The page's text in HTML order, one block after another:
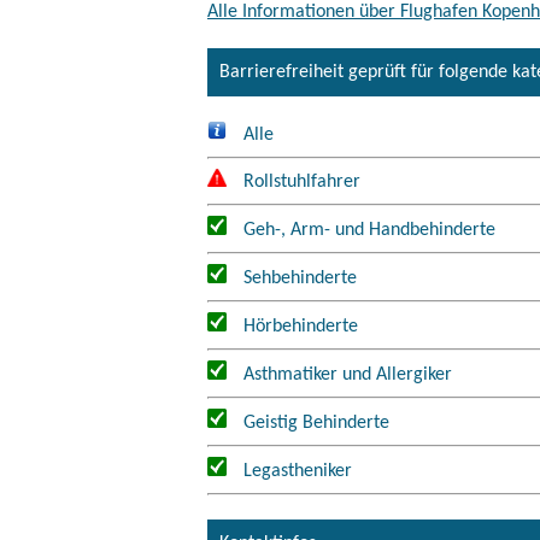
Alle Informationen über Flughafen
Barrierefreiheit geprüft für folgende
Alle
Rollstuhlfahrer
Geh-, Arm- und Handbehinderte
Sehbehinderte
Hörbehinderte
Asthmatiker und Allergiker
Geistig Behinderte
Legastheniker